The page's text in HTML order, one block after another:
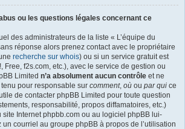
ou les questions légales concernant ce
des administrateurs de la liste « L’équipe du
réponse alors prenez contact avec le propriétaire
recherche sur whois) ou si un service gratuit est
Free, f2s.com, etc.), avec le service de gestion ou
Limited n’a absolument aucun contrôle et ne
pour responsable sur comment, où ou par qui ce
de contacter phpBB Limited pour toute question
responsabilité, propos diffamatoires, etc.)
site Internet phpbb.com ou au logiciel phpBB lui-
courriel au groupe phpBB à propos de l’utilisation